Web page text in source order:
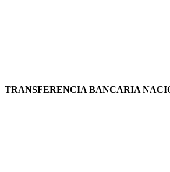
TRANSFERENCIA BANCARIA